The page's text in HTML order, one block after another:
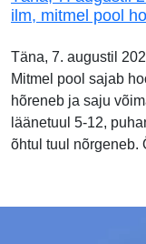
ilm, mitmel pool
Täna, 7. augustil
Mitmel pool sajab
hõreneb ja saju
läänetuul 5-12,
õhtul tuul nõrgeneb.